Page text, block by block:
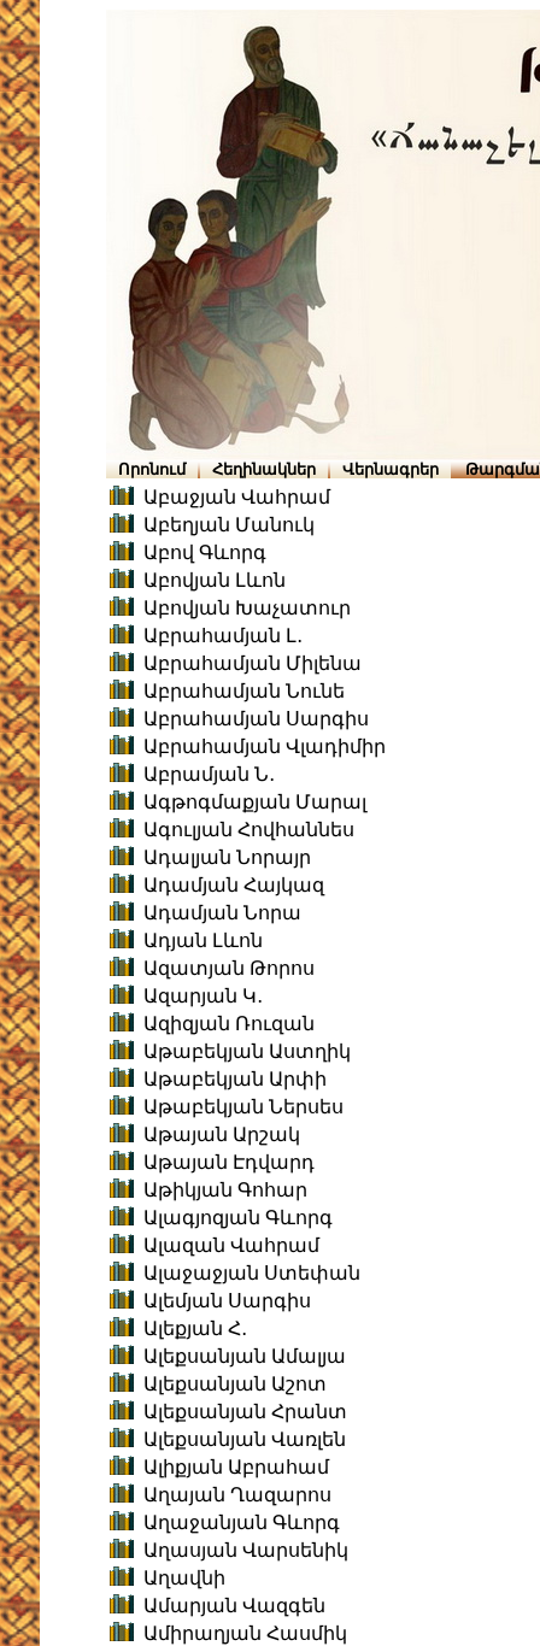
Որոնում Հեղինակներ Վերնագրեր
Աբաջյան Վահրամ
Աբեղյան Մանուկ
Աբով Գևորգ
Աբովյան Լևոն
Աբովյան Խաչատուր
Աբրահամյան Լ․
Աբրահամյան Միլենա
Աբրահամյան Նունե
Աբրահամյան Սարգիս
Աբրահամյան Վլադիմիր
Աբրամյան Ն․
Ագթոգմաքյան Մարալ
Ագուլյան Հովհաննես
Ադալյան Նորայր
Ադամյան Հայկազ
Ադամյան Նորա
Ադյան Լևոն
Ազատյան Թորոս
Ազարյան Կ․
Ազիզյան Ռուզան
Աթաբեկյան Աստղիկ
Աթաբեկյան Արփի
Աթաբեկյան Ներսես
Աթայան Արշակ
Աթայան Էդվարդ
Աթիկյան Գոհար
Ալագյոզյան Գևորգ
Ալազան Վահրամ
Ալաջաջյան Ստեփան
Ալեմյան Սարգիս
Ալեքյան Հ․
Ալեքսանյան Ամալյա
Ալեքսանյան Աշոտ
Ալեքսանյան Հրանտ
Ալեքսանյան Վառլեն
Ալիքյան Աբրահամ
Աղայան Ղազարոս
Աղաջանյան Գևորգ
Աղասյան Վարսենիկ
Աղավնի
Ամարյան Վազգեն
Ամիրաղյան Հասմիկ